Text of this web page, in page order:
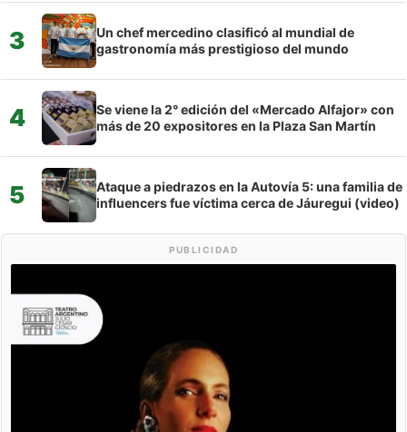
3
Un chef mercedino clasificó al mundial de
gastronomía más prestigioso del mundo
4
Se viene la 2° edición del «Mercado Alfajor» con
más de 20 expositores en la Plaza San Martín
5
Ataque a piedrazos en la Autovía 5: una familia de
influencers fue víctima cerca de Jáuregui (video)
PUBLICIDAD